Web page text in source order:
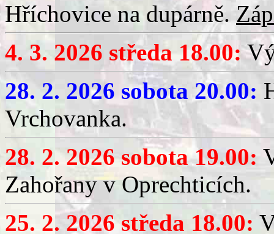
Hříchovice na dupárně.
4. 3. 2026 středa 18.00:
28. 2. 2026 sobota 20.00:
Vrchovanka.
28. 2. 2026 sobota 19.00:
Zahořany v Oprechticích.
25. 2. 2026 středa 18.00: